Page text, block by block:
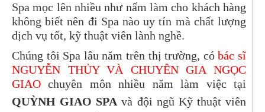
Spa mọc lên nhiều như nấm làm cho khách hàng
không biết nên đi Spa nào uy tín mà chất lượng
dịch vụ tốt, kỹ thuật viên lành nghề.
Chúng tôi Spa lâu năm trên thị trường, có bác sĩ
NGUYỄN THỦY VÀ CHUYÊN GIA NGỌC
GIAO chuyên môn nhiều năm làm việc tại
QUỲNH GIAO SPA và đội ngũ Kỹ thuật viên